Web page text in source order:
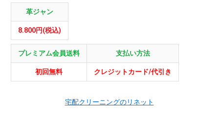
革ジャン
8.800円(税込)
プレミアム会員送料 支払い方法
初回無料 クレジットカード/代引き
宅配クリーニングのリネット